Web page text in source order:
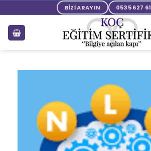
BİZİ ARAYIN 0535 627